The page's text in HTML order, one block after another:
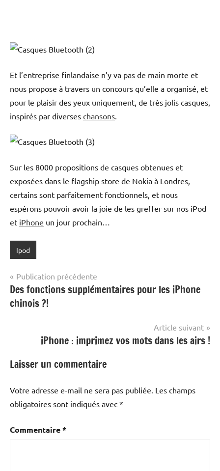
Et l’entreprise finlandaise n’y va pas de main morte et
nous propose à travers un concours qu’elle a organisé, et
pour le plaisir des yeux uniquement, de très jolis casques,
inspirés par diverses chansons.
Sur les 8000 propositions de casques obtenues et
exposées dans le flagship store de Nokia à Londres,
certains sont parfaitement fonctionnels, et nous
espérons pouvoir avoir la joie de les greffer sur nos iPod
et iPhone un jour prochain…
Ipod
Navigation
de
l’article
Publication précédente
Des fonctions supplémentaires pour les iPhone
chinois ?!
Article suivant
iPhone : imprimez vos mots dans les airs !
Laisser un commentaire
Votre adresse e-mail ne sera pas publiée. Les champs
obligatoires sont indiqués avec *
Commentaire*